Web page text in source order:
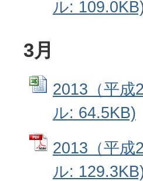
ル:
3月
2013（平成
ル: 64.5KB)
2013（平成
ル: